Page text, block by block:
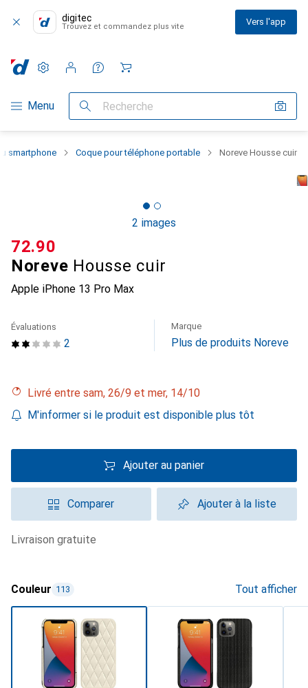
digitec
Trouvez et commandez plus vite Vers l'app
Navigation par catégorie
Menu Recherche
Paramètres
Compte client
Listes de comparaison
Listes d'envies
Panier
smartphone Coque pour téléphone portable Noreve Housse cuir
2 images
Noreve Housse cuir
Apple iPhone 13 Pro Max
CHF
72.90
2
Évaluations Marque
Plus de produits Noreve
Livré entre sam, 26/9 et mer, 14/10
M'informer si le produit est disponible plus tôt
Ajouter au panier
Comparer Ajouter à la liste
livraison gratuite
Couleur 113 Tout afficher